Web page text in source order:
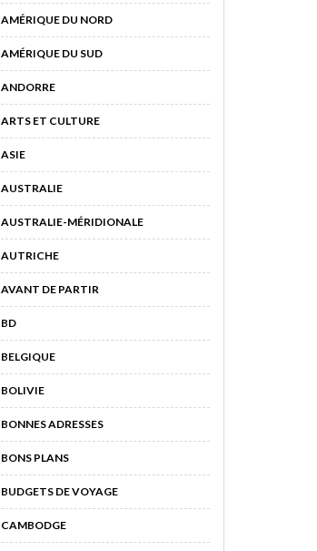
AMÉRIQUE DU NORD
AMÉRIQUE DU SUD
ANDORRE
ARTS ET CULTURE
ASIE
AUSTRALIE
AUSTRALIE-MÉRIDIONALE
AUTRICHE
AVANT DE PARTIR
BD
BELGIQUE
BOLIVIE
BONNES ADRESSES
BONS PLANS
BUDGETS DE VOYAGE
CAMBODGE